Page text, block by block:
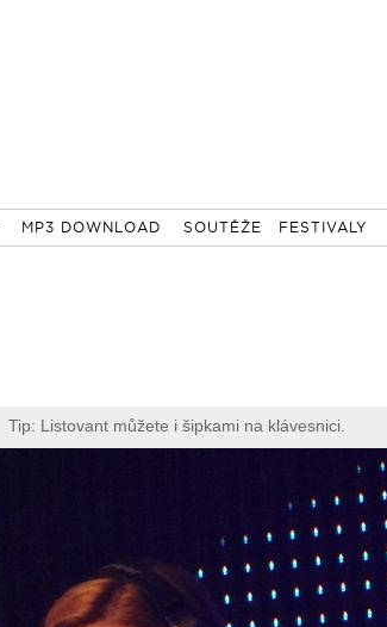
MP3 DOWNLOAD SOUTĚŽE FESTIVALY
Tip: Listovant můžete i šipkami na klávesnici.